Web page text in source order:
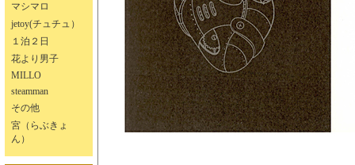
マシマロ
jetoy(チュチュ）
１泊２日
花より男子
MILLO
steamman
その他
宮（らぶきょ
ん）